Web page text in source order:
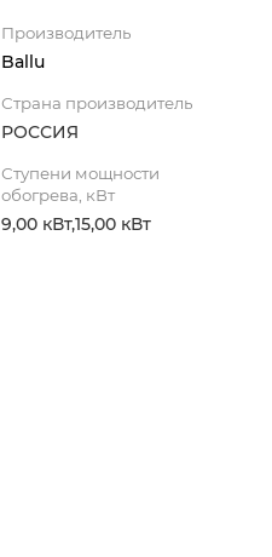
Производитель
Ballu
Страна производитель
РОССИЯ
Ступени мощности
обогрева, кВт
9,00 кВт,15,00 кВт